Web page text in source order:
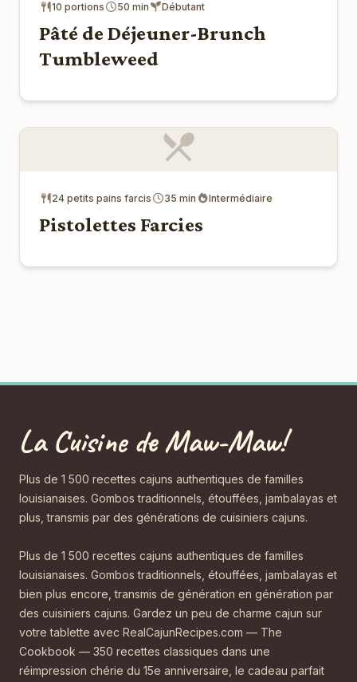
10 portions 50 min Débutant
Pâté de Déjeuner-Brunch
Tumbleweed
24 petits pains farcis 35 min Intermédiaire
Pistolettes Farcies
La Cuisine de Maw-Maw!
Plus de 1 500 recettes cajuns authentiques de familles
louisianaises. Gombos traditionnels, étouffées, jambalayas et
plus, transmis par des générations de cuisiniers cajuns.
Plus de 1 500 recettes cajuns authentiques de familles
louisianaises. Gombos traditionnels, étouffées, jambalayas et
bien plus encore, transmis de génération en génération par
des cuisiniers cajuns. Gardez un peu de charme cajun sur
votre tablette avec RealCajunRecipes.com — The
Cookbook — 350 recettes classiques dans une
réimpression chérie du 15e anniversaire, le cadeau parfait